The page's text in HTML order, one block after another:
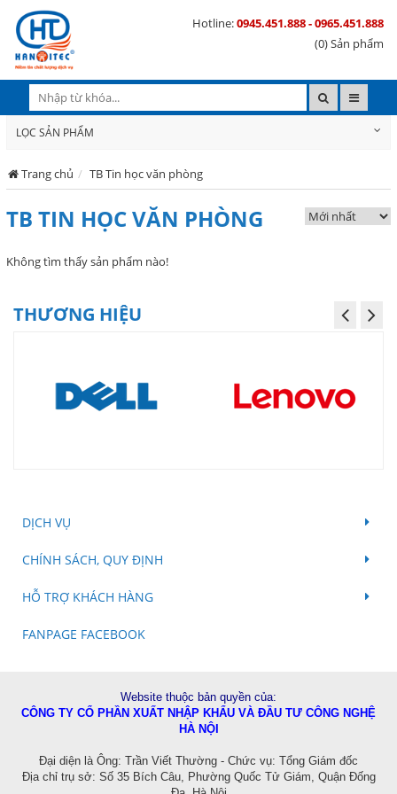
Hotline:0945.451.888 - 0965.451.888
(0) Sản phẩm
LỌC SẢN PHẨM
Trang chủ TB Tin học văn phòng
TB TIN HỌC VĂN PHÒNG
Không tìm thấy sản phẩm nào!
THƯƠNG HIỆU
DỊCH VỤ
CHÍNH SÁCH, QUY ĐỊNH
HỖ TRỢ KHÁCH HÀNG
FANPAGE FACEBOOK
Website thuộc bản quyền của:
CÔNG TY CỔ PHẦN XUẤT NHẬP KHẨU VÀ ĐẦU TƯ CÔNG NGHỆ
HÀ NỘI
Đại diện là Ông: Trần Viết Thường - Chức vụ: Tổng Giám đốc
Địa chỉ trụ sở: Số 35 Bích Câu, Phường Quốc Tử Giám, Quận Đống